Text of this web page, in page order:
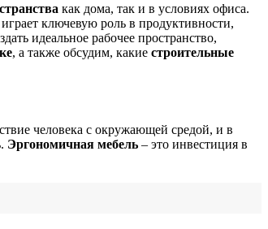
как дома, так и в условиях офиса.
играет ключевую роль в продуктивности,
идеальное рабочее пространство,
, а также обсудим, какие строительные
человека с окружающей средой, и в
Эргономичная мебель – это инвестиция в